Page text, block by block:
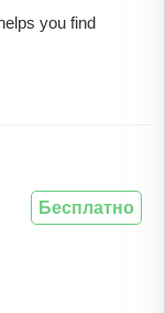
you find
Бесплатно